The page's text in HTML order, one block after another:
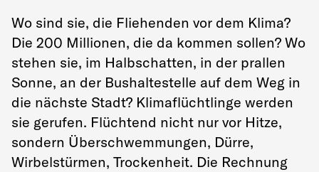
Wo sind sie, die Fliehenden vor dem Klima?
Die 200 Millionen, die da kommen sollen? Wo
stehen sie, im Halbschatten, in der prallen
Sonne, an der Bushaltestelle auf dem Weg in
die nächste Stadt? Klimaflüchtlinge werden
sie gerufen. Flüchtend nicht nur vor Hitze,
sondern Überschwemmungen, Dürre,
Wirbelstürmen, Trockenheit. Die Rechnung